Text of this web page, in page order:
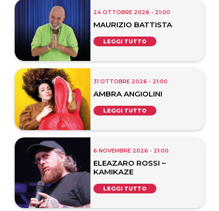
24 OTTOBRE 2026 - 21:00
MAURIZIO BATTISTA
LEGGI TUTTO
31 OTTOBRE 2026 - 21:00
AMBRA ANGIOLINI
LEGGI TUTTO
6 NOVEMBRE 2026 - 21:00
ELEAZARO ROSSI –
KAMIKAZE
LEGGI TUTTO